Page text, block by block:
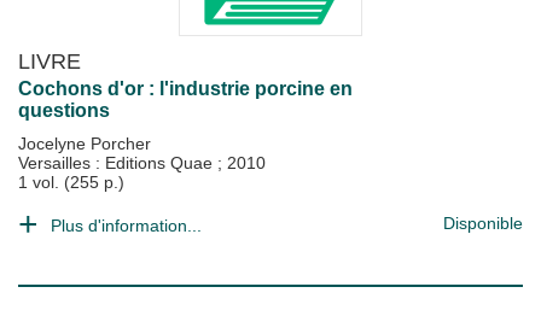
LIVRE
Cochons d'or : l'industrie porcine en
questions
Jocelyne Porcher
Versailles : Editions Quae ; 2010
1 vol. (255 p.)
Plus d'information... Disponible